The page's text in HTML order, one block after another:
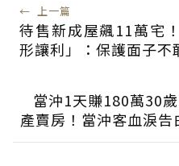
← 上一篇
待售新成屋飆11萬宅
形讓利」：保護面子不
當沖1天賺180萬30
產賣房！當沖客血淚